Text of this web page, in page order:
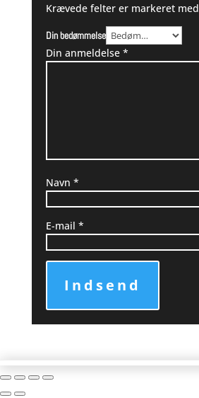
Krævede felter er markeret med
Din bedømmelse
Din anmeldelse *
Navn *
E-mail *
Indsend